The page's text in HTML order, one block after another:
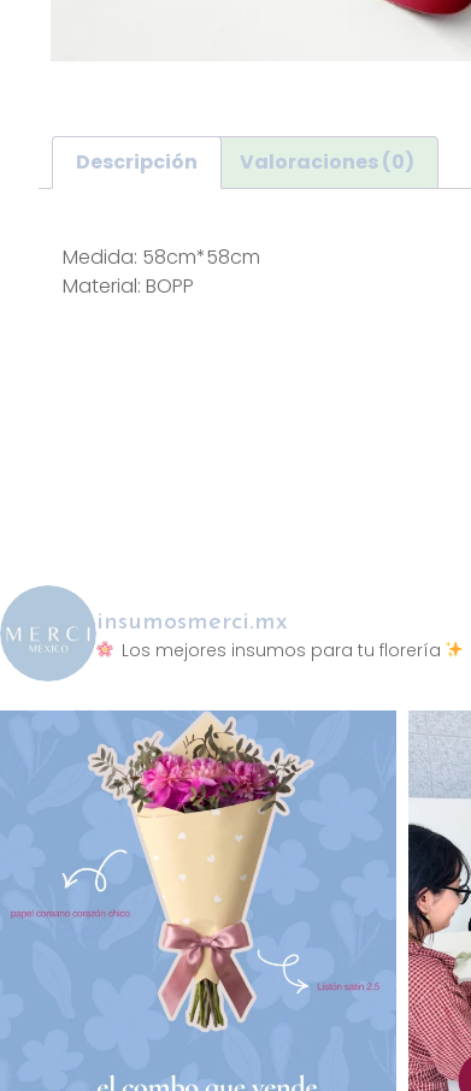
Descripción Valoraciones (0)
Medida: 58cm*58cm
Material: BOPP
insumosmerci.mx
Los mejores insumos para tu florería